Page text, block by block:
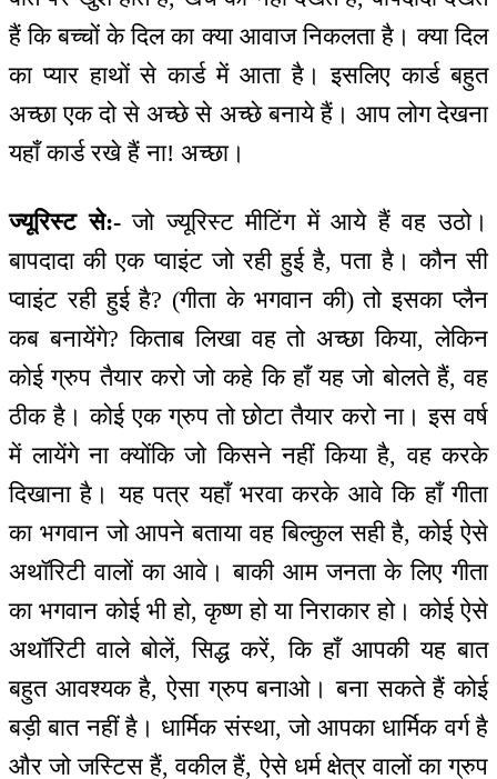
हैं कि बच्चों के दिल का क्या आवाज निकलता है। क्या दिल
का प्यार हाथों से कार्ड में आता है। इसलिए कार्ड बहुत
अच्छा एक दो से अच्छे से अच्छे बनाये हैं। आप लोग देखना
यहाँ कार्ड रखे हैं ना! अच्छा।
ज्यूरिस्ट से:-जो ज्यूरिस्ट मीटिंग में आये हैं वह उठो।
बापदादा की एक प्वाइंट जो रही हुई है, पता है। कौन सी
प्वाइंट रही हुई है? (गीता के भगवान की) तो इसका प्लैन
कब बनायेंगे? किताब लिखा वह तो अच्छा किया, लेकिन
कोई ग्रुप तैयार करो जो कहे कि हाँ यह जो बोलते हैं, वह
ठीक है। कोई एक ग्रुप तो छोटा तैयार करो ना। इस वर्ष
में लायेंगे ना क्योंकि जो किसने नहीं किया है, वह करके
दिखाना है। यह पत्र यहाँ भरवा करके आवे कि हाँ गीता
का भगवान जो आपने बताया वह बिल्कुल सही है, कोई ऐसे
अथॉरिटी वालों का आवे। बाकी आम जनता के लिए गीता
का भगवान कोई भी हो, कृष्ण हो या निराकार हो। कोई ऐसे
अथॉरिटी वाले बोलें, सिद्ध करें, कि हाँ आपकी यह बात
बहुत आवश्यक है, ऐसा ग्रुप बनाओ। बना सकते हैं कोई
बड़ी बात नहीं है। धार्मिक संस्था, जो आपका धार्मिक वर्ग है
और जो जस्टिस हैं, वकील हैं, ऐसे धर्म क्षेत्र वालों का ग्रुप